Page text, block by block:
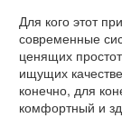
Для кого этот
современные
ценящих
ищущих
конечно, для
комфортный и